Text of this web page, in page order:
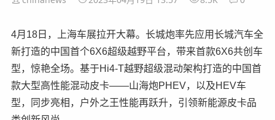
4月18日，上海车展拉开大幕。长城炮率先应用长城汽车全
新打造的中国首个6X6超级越野平台，带来首款6X6共创车
型，惊艳全场。基于Hi4-T越野超级混动架构打造的中国首
款大型高性能混动皮卡——山海炮PHEV，以及HEV车
型，同步亮相，户外之王性能再跃升，引领新能源皮卡品